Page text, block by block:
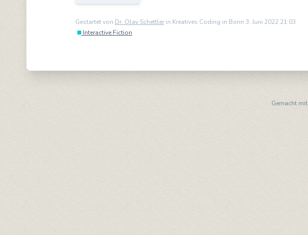
Gestartet von Dr. Olav Schettler in Kreatives Coding in Bonn 3. Juni 2022 21:03
Interactive Fiction
Gemacht mit